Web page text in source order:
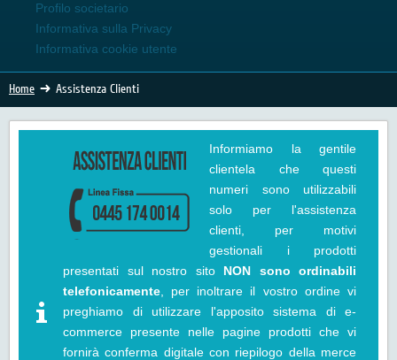
Profilo societario
Informativa sulla Privacy
Informativa cookie utente
Home Assistenza Clienti
Informiamo la gentile
clientela che questi
numeri sono utilizzabili
solo per l'assistenza
clienti, per motivi
gestionali i prodotti
presentati sul nostro sito NON sono ordinabili
telefonicamente , per inoltrare il vostro ordine vi
preghiamo di utilizzare l'apposito sistema di e-
commerce presente nelle pagine prodotti che vi
fornirà conferma digitale con riepilogo della merce